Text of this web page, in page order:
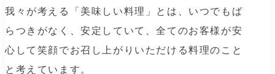
我々が考える「美味しい料理」とは、いつでもば
らつきがなく、安定していて、全てのお客様が安
心して笑顔でお召し上がりいただける料理のこと
と考えています。